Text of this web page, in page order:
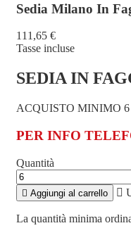
Sedia Milano In
111,65 €
Tasse incluse
SEDIA IN
ACQUISTO MINIMO 6
PER INFO
Quantità
 Aggiungi al carrello 
La quantità minima